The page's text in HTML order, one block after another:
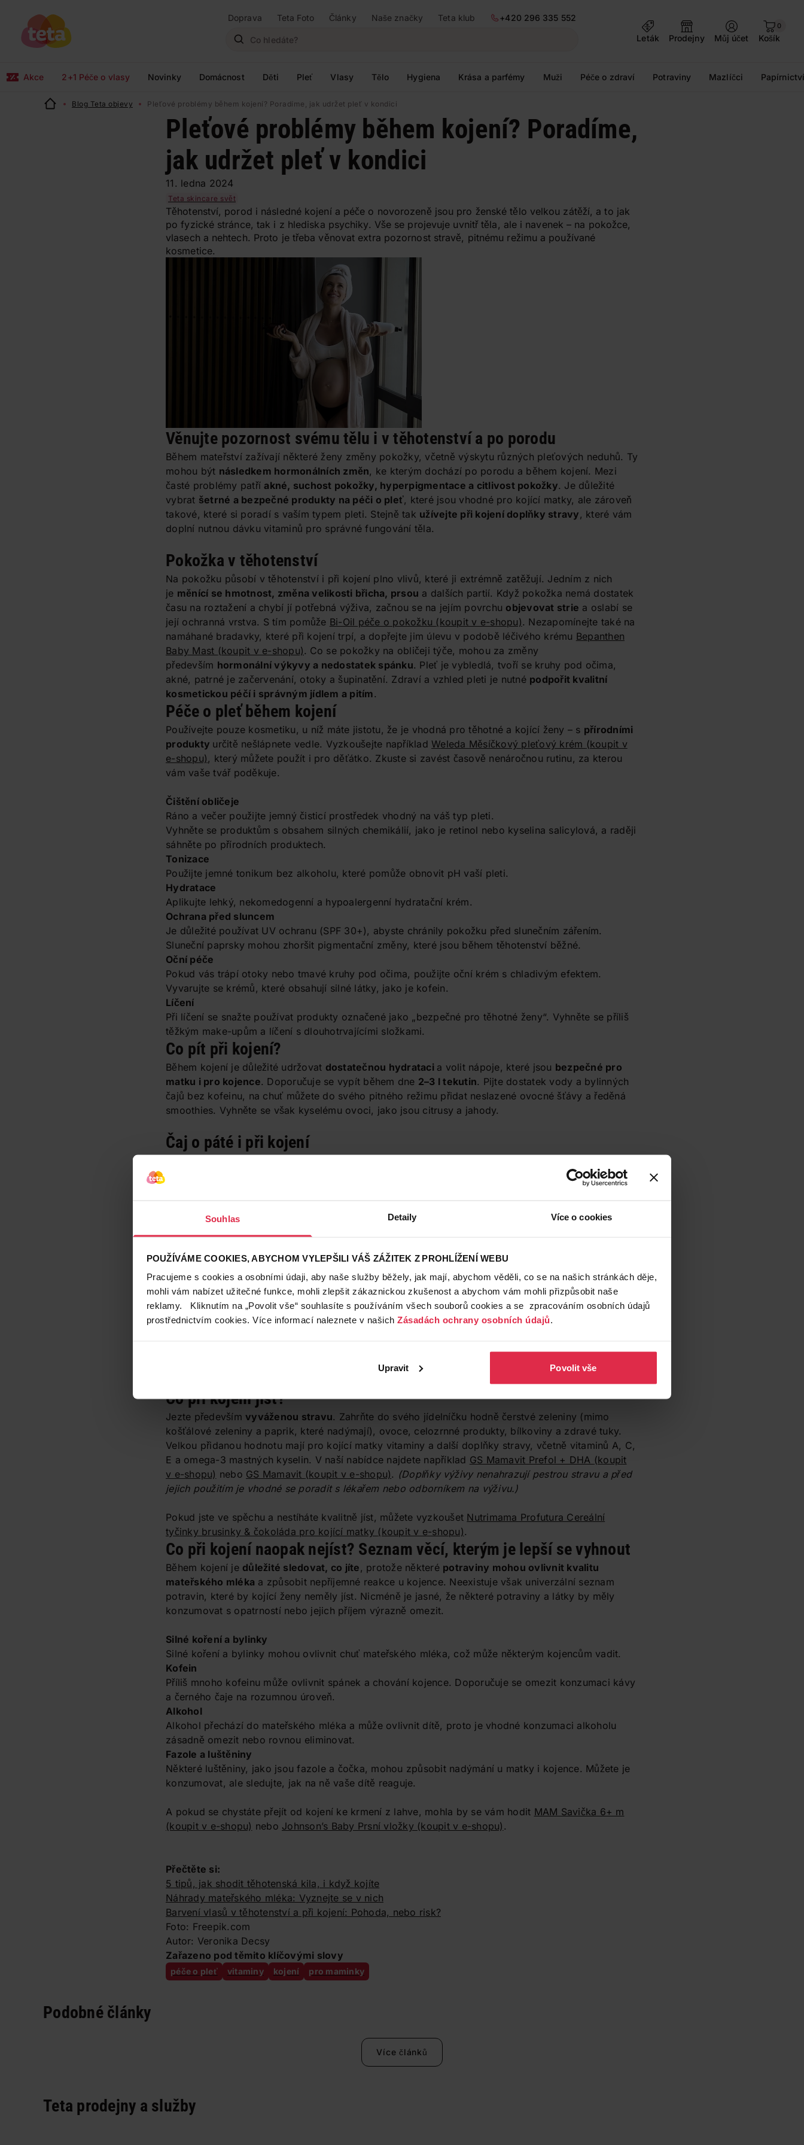
Souhlas Detaily Více o cookies
POUŽÍVÁME COOKIES, ABYCHOM VYLEPŠILI VÁŠ ZÁŽITEK Z PROHLÍŽENÍ WEBU
Pracujeme s cookies a osobními údaji, aby naše služby běžely, jak mají, abychom věděli, co se na našich stránkách děje,
mohli vám nabízet užitečné funkce, mohli zlepšit zákaznickou zkušenost a abychom vám mohli přizpůsobit naše
reklamy. Kliknutím na „Povolit vše“ souhlasíte s používáním všech souborů cookies a se zpracováním osobních údajů
prostřednictvím cookies. Více informací naleznete v našich Zásadách ochrany osobních údajů.
Upravit Povolit vše
Doprava Teta Foto Články Naše značky Teta klub
+420 296 335 552
Leták
Prodejny Můj účet
0
Košík
Akce 2+1 Péče o vlasy Novinky Domácnost Děti Pleť Vlasy Tělo Hygiena Krása a parfémy Muži Péče o zdraví Potraviny Mazlíčci
Blog Teta objevy Pleťové problémy během kojení? Poradíme, jak udržet pleť v kondici
Pleťové problémy během kojení? Poradíme,
jak udržet pleť v kondici
11. ledna 2024
Teta skincare svět
Těhotenství, porod i následné kojení a péče o novorozeně jsou pro ženské tělo velkou zátěží, a to jak
po fyzické stránce, tak i z hlediska psychiky. Vše se projevuje uvnitř těla, ale i navenek – na pokožce,
vlasech a nehtech. Proto je třeba věnovat extra pozornost stravě, pitnému režimu a používané
kosmetice.
Věnujte pozornost svému tělu i v těhotenství a po porodu
Během mateřství zažívají některé ženy změny pokožky, včetně výskytu různých pleťových neduhů. Ty
mohou být následkem hormonálních změn, ke kterým dochází po porodu a během kojení. Mezi
časté problémy patříakné, suchost pokožky, hyperpigmentace a citlivost pokožky. Je důležité
vybrat šetrné a bezpečné produkty na péči o pleť, které jsou vhodné pro kojící matky, ale zároveň
takové, které si poradí s vaším typem pleti. Stejně tak užívejte při kojení doplňky stravy , které vám
doplní nutnou dávku vitaminů pro správné fungování těla.
Pokožka v těhotenství
Na pokožku působí v těhotenství i při kojení plno vlivů, které ji extrémně zatěžují. Jedním z nich
je měnící se hmotnost, změna velikosti břicha, prsou a dalších partií. Když pokožka nemá dostatek
času na roztažení a chybí jí potřebná výživa, začnou se na jejím povrchu objevovat strie a oslabí se
její ochranná vrstva. S tím pomůže Bi-Oil péče o pokožku (koupit v e-shopu). Nezapomínejte také na
namáhané bradavky, které při kojení trpí, a dopřejte jim úlevu v podobě léčivého krému Bepanthen
Baby Mast (koupit v e-shopu). Co se pokožky na obličeji týče, mohou za změny
především hormonální výkyvy a nedostatek spánku. Pleť je vybledlá, tvoří se kruhy pod očima,
akné, patrné je začervenání, otoky a šupinatění. Zdraví a vzhled pleti je nutné podpořit kvalitní
kosmetickou péčí i správným jídlem a pitím.
Péče o pleť během kojení
Používejte pouze kosmetiku, u níž máte jistotu, že je vhodná pro těhotné a kojící ženy – s přírodními
produkty určitě nešlápnete vedle. Vyzkoušejte například Weleda Měsíčkový pleťový krém (koupit v
e-shopu) , který můžete použít i pro děťátko. Zkuste si zavést časově nenáročnou rutinu, za kterou
vám vaše tvář poděkuje.
Čištění obličeje
Ráno a večer použijte jemný čisticí prostředek vhodný na váš typ pleti.
Vyhněte se produktům s obsahem silných chemikálií, jako je retinol nebo kyselina salicylová, a raději
sáhněte po přírodních produktech.
Tonizace
Použijte jemné tonikum bez alkoholu, které pomůže obnovit pH vaší pleti.
Hydratace
Aplikujte lehký, nekomedogenní a hypoalergenní hydratační krém.
Ochrana před sluncem
Je důležité používat UV ochranu (SPF 30+), abyste chránily pokožku před slunečním zářením.
Sluneční paprsky mohou zhoršit pigmentační změny, které jsou během těhotenství běžné.
Oční péče
Pokud vás trápí otoky nebo tmavé kruhy pod očima, použijte oční krém s chladivým efektem.
Vyvarujte se krémů, které obsahují silné látky, jako je kofein.
Líčení
Při líčení se snažte používat produkty označené jako „bezpečné pro těhotné ženy“. Vyhněte se příliš
těžkým make-upům a líčení s dlouhotrvajícími složkami.
Co pít při kojení?
Během kojení je důležité udržovat dostatečnou hydrataci a volit nápoje, které jsou bezpečné pro
matku i pro kojence. Doporučuje se vypít během dne 2–3 l tekutin. Pijte dostatek vody a bylinných
čajů bez kofeinu, na chuť můžete do svého pitného režimu přidat neslazené ovocné šťávy a ředěná
smoothies. Vyhněte se však kyselému ovoci, jako jsou citrusy a jahody.
Čaj o páté i při kojení
, jsou známé pro své uklidňující účinky a mohou
pomoci při relaxaci. Čaje s vysokým obsahem antioxidantů, ke kterým patří i zelený čaj, mohou
mohou nadměrně stimulovat laktaci – takové účinky má například
kopřivový nebo fenyklový nálev
TEEKANNE Mother & Child,
Happy Mimi čaj pro kojící
ženy
Co při kojení jíst?
Jezte především vyváženou stravu. Zahrňte do svého jídelníčku hodně čerstvé zeleniny (mimo
košťálové zeleniny a paprik, které nadýmají), ovoce, celozrnné produkty, bílkoviny a zdravé tuky.
Velkou přidanou hodnotu mají pro kojící matky vitaminy a další doplňky stravy, včetně vitaminů A, C,
E a omega-3 mastných kyselin. V naší nabídce najdete například GS Mamavit Prefol + DHA (koupit
v e-shopu) nebo GS Mamavit (koupit v e-shopu). (Doplňky výživy nenahrazují pestrou stravu a před
jejich použitím je vhodné se poradit s lékařem nebo odborníkem na výživu.)
Pokud jste ve spěchu a nestíháte kvalitně jíst, můžete vyzkoušet Nutrimama Profutura Cereální
tyčinky brusinky & čokoláda pro kojící matky (koupit v e-shopu).
Co při kojení naopak nejíst? Seznam věcí, kterým je lepší se vyhnout
Během kojení je důležité sledovat, co jíte , protože některé potraviny mohou ovlivnit kvalitu
mateřského mléka a způsobit nepříjemné reakce u kojence. Neexistuje však univerzální seznam
potravin, které by kojící ženy neměly jíst. Nicméně je jasné, že některé potraviny a látky by měly
konzumovat s opatrností nebo jejich příjem výrazně omezit.
Silné koření a bylinky
Silné koření a bylinky mohou ovlivnit chuť mateřského mléka, což může některým kojencům vadit.
Kofein
Příliš mnoho kofeinu může ovlivnit spánek a chování kojence. Doporučuje se omezit konzumaci kávy
a černého čaje na rozumnou úroveň.
Alkohol
Alkohol přechází do mateřského mléka a může ovlivnit dítě, proto je vhodné konzumaci alkoholu
zásadně omezit nebo rovnou eliminovat.
Fazole a luštěniny
Některé luštěniny, jako jsou fazole a čočka, mohou způsobit nadýmání u matky i kojence. Můžete je
konzumovat, ale sledujte, jak na ně vaše dítě reaguje.
A pokud se chystáte přejít od kojení ke krmení z lahve, mohla by se vám hodit MAM Savička 6+ m
(koupit v e-shopu) nebo Johnson’s Baby Prsní vložky (koupit v e-shopu) .
Přečtěte si:
5 tipů, jak shodit těhotenská kila, i když kojíte
Náhrady mateřského mléka: Vyznejte se v nich
Barvení vlasů v těhotenství a při kojení: Pohoda, nebo risk?
Foto: Freepik.com
Autor: Veronika Decsy
Zařazeno pod těmito klíčovými slovy
péče o pleť vitaminy kojení pro maminky
Podobné články
Více článků
Teta prodejny a služby